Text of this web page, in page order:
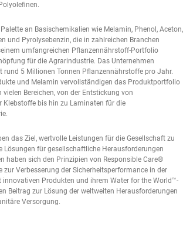
an Basischemikalien wie Melamin, Phenol, Aceton,
und Pyrolysebenzin, die in zahlreichen Branchen
umfangreichen Pflanzennährstoff-Portfolio
für die Agrarindustrie. Das Unternehmen
rund 5 Millionen Tonnen Pflanzennährstoffe pro Jahr.
und Melamin vervollständigen das Produktportfolio
Bereichen, von der Entstickung von
Klebstoffe bis hin zu Laminaten für die
das Ziel, wertvolle Leistungen für die Gesellschaft zu
Lösungen für gesellschaftliche Herausforderungen
haben sich den Prinzipien von Responsible Care®
zur Verbesserung der Sicherheitsperformance in der
innovativen Produkten und ihrem Water for the World™-
Beitrag zur Lösung der weltweiten Herausforderungen
Versorgung.